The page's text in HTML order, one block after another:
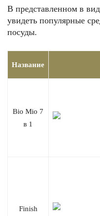
В представленном в
увидеть популярные
посуды.
Название
Bio Mio 7
в 1
Finish